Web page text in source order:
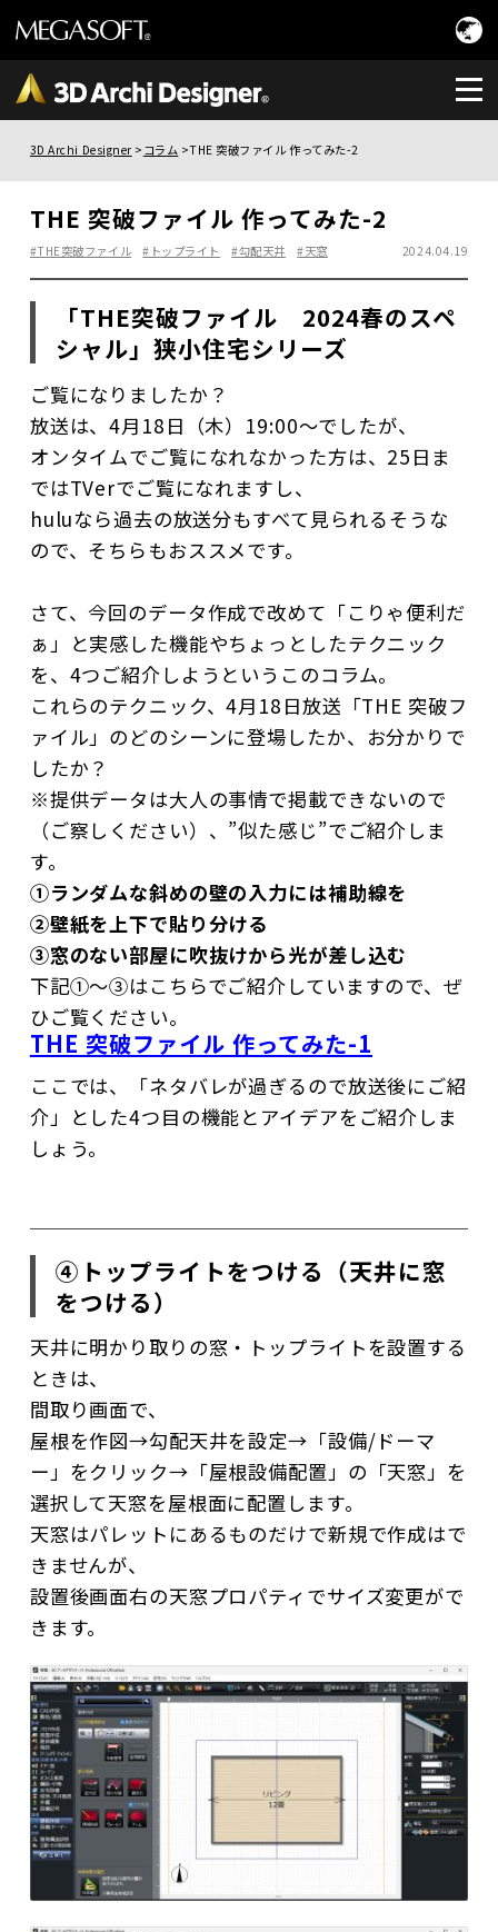
3D Archi Designer コラム THE 突破ファイル 作ってみた-2
THE 突破ファイル 作ってみた-2
#THE突破ファイル #トップライト #勾配天井 #天窓 2024.04.19
「THE突破ファイル 2024春のスペ
シャル」狭小住宅シリーズ
ご覧になりましたか？
放送は、4月18日（木）19:00～でしたが、
オンタイムでご覧になれなかった方は、25日ま
ではTVerでご覧になれますし、
huluなら過去の放送分もすべて見られるそうな
ので、そちらもおススメです。
さて、今回のデータ作成で改めて「こりゃ便利だ
ぁ」と実感した機能やちょっとしたテクニック
を、4つご紹介しようというこのコラム。
これらのテクニック、4月18日放送「THE 突破フ
ァイル」のどのシーンに登場したか、お分かりで
したか？
※提供データは大人の事情で掲載できないので
（ご察しください）、”似た感じ”でご紹介しま
す。
①ランダムな斜めの壁の入力には補助線を
②壁紙を上下で貼り分ける
③窓のない部屋に吹抜けから光が差し込む
下記①～③はこちらでご紹介していますので、ぜ
ひご覧ください。
THE 突破ファイル 作ってみた-1
ここでは、「ネタバレが過ぎるので放送後にご紹
介」とした4つ目の機能とアイデアをご紹介しま
しょう。
④トップライトをつける（天井に窓
をつける）
天井に明かり取りの窓・トップライトを設置する
ときは、
間取り画面で、
屋根を作図→勾配天井を設定→「設備/ドーマ
ー」をクリック→「屋根設備配置」の「天窓」を
選択して天窓を屋根面に配置します。
天窓はパレットにあるものだけで新規で作成はで
きませんが、
設置後画面右の天窓プロパティでサイズ変更がで
きます。